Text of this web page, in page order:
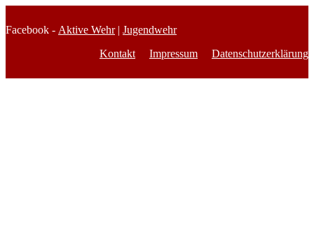
Facebook - Aktive Wehr| Jugendwehr
Kontakt
Impressum Datenschutzerklärung